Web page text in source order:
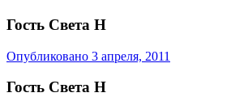
Гость Света Н
Опубликовано 3 апреля, 2011
Гость Света Н